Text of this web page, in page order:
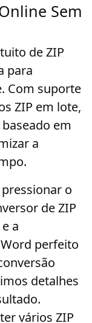
Sem
de ZIP
para
Com suporte
ZIP em lote,
em
a
o
de ZIP
a
perfeito
detalhes
vários ZIP